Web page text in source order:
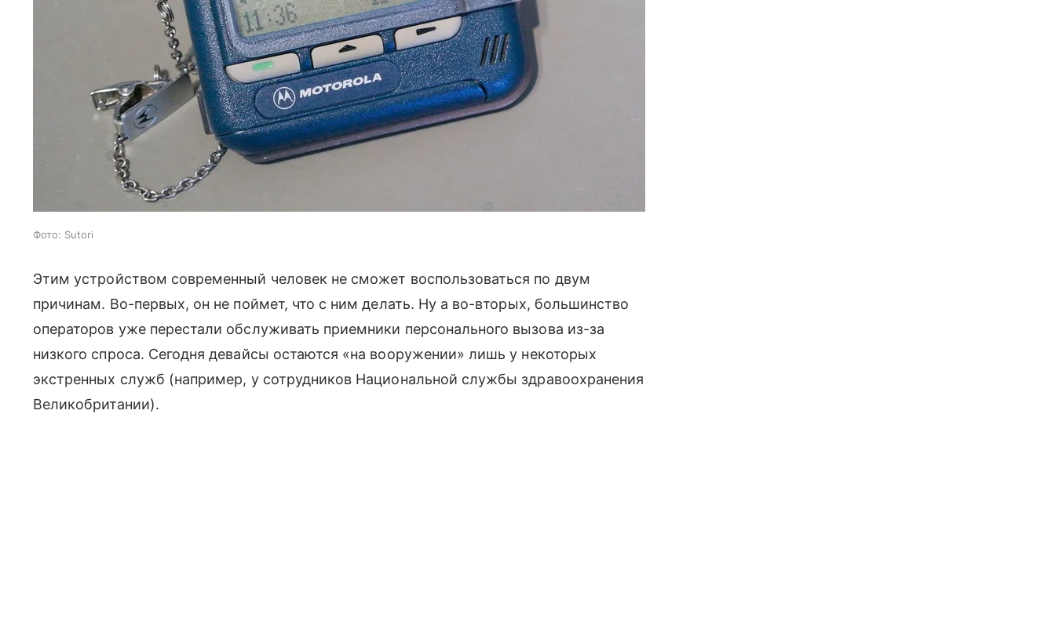
Фото: Sutori
Этим устройством современный человек не сможет воспользоваться по двум
причинам. Во-первых, он не поймет, что с ним делать. Ну а во-вторых, большинство
операторов уже перестали обслуживать приемники персонального вызова из-за
низкого спроса. Сегодня девайсы остаются «на вооружении» лишь у некоторых
экстренных служб (например, у сотрудников Национальной службы здравоохранения
Великобритании).